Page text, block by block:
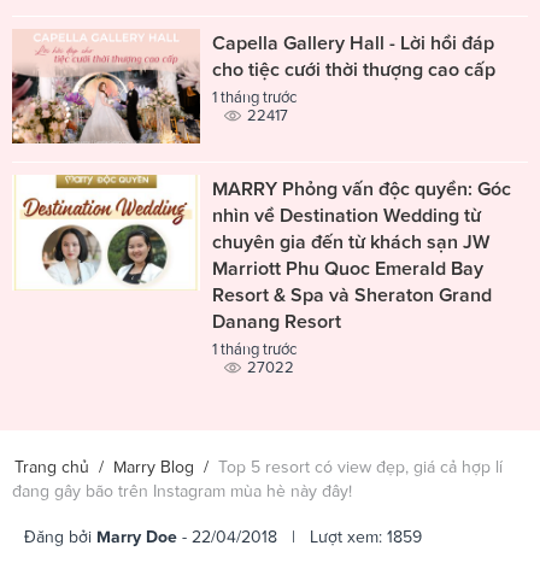
Capella Gallery Hall - Lời hồi đáp
cho tiệc cưới thời thượng cao cấp
1 tháng trước
22417
MARRY Phỏng vấn độc quyền: Góc
nhìn về Destination Wedding từ
chuyên gia đến từ khách sạn JW
Marriott Phu Quoc Emerald Bay
Resort & Spa và Sheraton Grand
Danang Resort
1 tháng trước
27022
Trang chủ / Marry Blog / Top 5 resort có view đẹp, giá cả hợp lí
đang gây bão trên Instagram mùa hè này đây!
Đăng bởi Marry Doe - 22/04/2018 | Lượt xem: 1859